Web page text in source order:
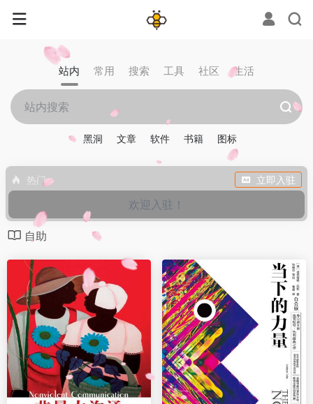
站内 常用 搜索 工具 社区 生活
黑洞 文章 软件 书籍 图标
热门 立即入驻
欢迎入驻！
自助